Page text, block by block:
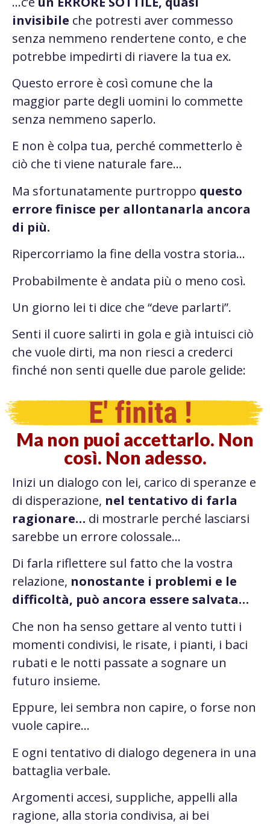
invisibile che potresti aver commesso
senza nemmeno rendertene conto, e che
potrebbe impedirti di riavere la tua ex.
Questo errore è così comune che la
maggior parte degli uomini lo commette
senza nemmeno saperlo.
E non è colpa tua, perché commetterlo è
ciò che ti viene naturale fare…
Ma sfortunatamente purtroppo questo
errore finisce per allontanarla ancora
di più.
Ripercorriamo la fine della vostra storia…
Probabilmente è andata più o meno così.
Un giorno lei ti dice che “deve parlarti”.
Senti il cuore salirti in gola e già intuisci ciò
che vuole dirti, ma non riesci a crederci
finché non senti quelle due parole gelide:
Ma non puoi accettarlo. Non
così. Non adesso.
Inizi un dialogo con lei, carico di speranze e
di disperazione, nel tentativo di farla
ragionare… di mostrarle perché lasciarsi
sarebbe un errore colossale…
Di farla riflettere sul fatto che la vostra
relazione, nonostante i problemi e le
difficoltà, può ancora essere salvata…
Che non ha senso gettare al vento tutti i
momenti condivisi, le risate, i pianti, i baci
rubati e le notti passate a sognare un
futuro insieme.
Eppure, lei sembra non capire, o forse non
vuole capire…
E ogni tentativo di dialogo degenera in una
battaglia verbale.
Argomenti accesi, suppliche, appelli alla
ragione, alla storia condivisa, ai bei